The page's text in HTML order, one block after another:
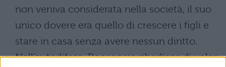
non veniva considerata nella società, il suo
unico dovere era quello di crescere i figli e
stare in casa senza avere nessun diritto.
Nell’autodifesa, Boccaccio ribadisce di voler